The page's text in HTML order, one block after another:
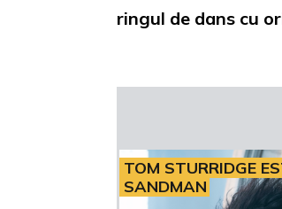
ringul de dans cu
TOM STURRIDGE
SANDMAN